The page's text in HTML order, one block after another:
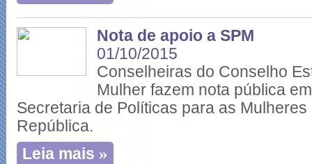
Nota de apoio a SPM
01/10/2015
Conselheiras do Conselho
Mulher fazem nota pública
Secretaria de Políticas para as
República.
Leia mais »